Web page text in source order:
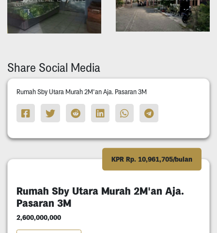
Share Social Media
Rumah Sby Utara Murah 2M'an Aja. Pasaran 3M
KPR Rp. 10,961,705/bulan
Rumah Sby Utara Murah 2M'an Aja.
Pasaran 3M
2,600,000,000